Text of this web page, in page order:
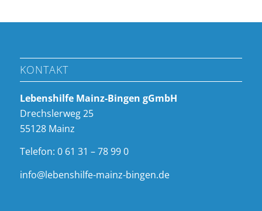
KONTAKT
Lebenshilfe Mainz-Bingen gGmbH
Drechslerweg 25
55128 Mainz
Telefon: 0 61 31 – 78 99 0
info@lebenshilfe-mainz-bingen.de